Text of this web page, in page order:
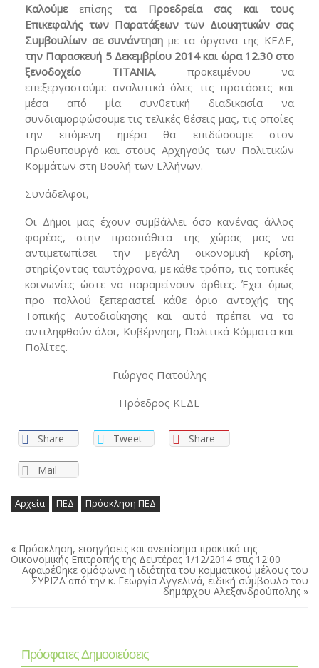
Καλούμεεπίσηςτα Προεδρεία σας και τους
Επικεφαλής των Παρατάξεων των Διοικητικών σας
Συμβουλίων σε συνάντηση με τα όργανα της ΚΕΔΕ,
την Παρασκευή 5 Δεκεμβρίου 2014 και ώρα 12.30 στο
ξενοδοχείο ΤΙΤΑΝΙΑ, προκειμένου να
επεξεργαστούμε αναλυτικά όλες τις προτάσεις και
μέσα από μία συνθετική διαδικασία να
συνδιαμορφώσουμε τις τελικές θέσεις μας, τις οποίες
την επόμενη ημέρα θα επιδώσουμε στον
Πρωθυπουργό και στους Αρχηγούς των Πολιτικών
Κομμάτων στη Βουλή των Ελλήνων.
Συνάδελφοι,
Οι Δήμοι μας έχουν συμβάλλει όσο κανένας άλλος
φορέας, στην προσπάθεια της χώρας μας να
αντιμετωπίσει την μεγάλη οικονομική κρίση,
στηρίζοντας ταυτόχρονα, με κάθε τρόπο, τις τοπικές
κοινωνίες ώστε να παραμείνουν όρθιες. Έχει όμως
προ πολλού ξεπεραστεί κάθε όριο αντοχής της
Τοπικής Αυτοδιοίκησης και αυτό πρέπει να το
αντιληφθούν όλοι, Κυβέρνηση, Πολιτικά Κόμματα και
Πολίτες.
Γιώργος Πατούλης
Πρόεδρος ΚΕΔΕ
Share Tweet Share
Mail
Αρχεία ΠΕΔ Πρόσκληση ΠΕΔ
« Πρόσκληση, εισηγήσεις και ανεπίσημα πρακτικά της
Οικονομικής Επιτροπής της Δευτέρας 1/12/2014 στις 12:00
Αφαιρέθηκε ομόφωνα η ιδιότητα του κομματικού μέλους του
ΣΥΡΙΖΑ από την κ. Γεωργία Αγγελινά, ειδική σύμβουλο του
δημάρχου Αλεξανδρούπολης »
Πρόσφατες Δημοσιεύσεις